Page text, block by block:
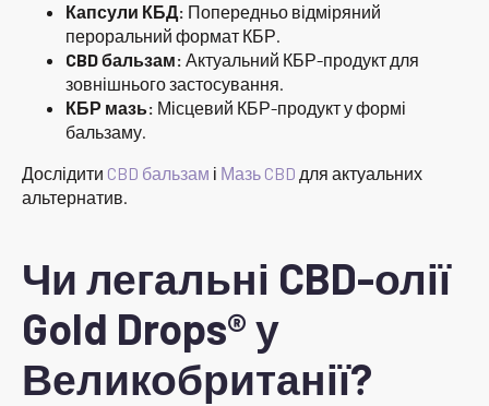
Капсули КБД: Попередньо відміряний
пероральний формат КБР.
CBD бальзам: Актуальний КБР-продукт для
зовнішнього застосування.
КБР мазь: Місцевий КБР-продукт у формі
бальзаму.
Дослідити CBD бальзам і Мазь CBD для актуальних
альтернатив.
Чи легальні CBD-олії
Gold Drops® у
Великобританії?